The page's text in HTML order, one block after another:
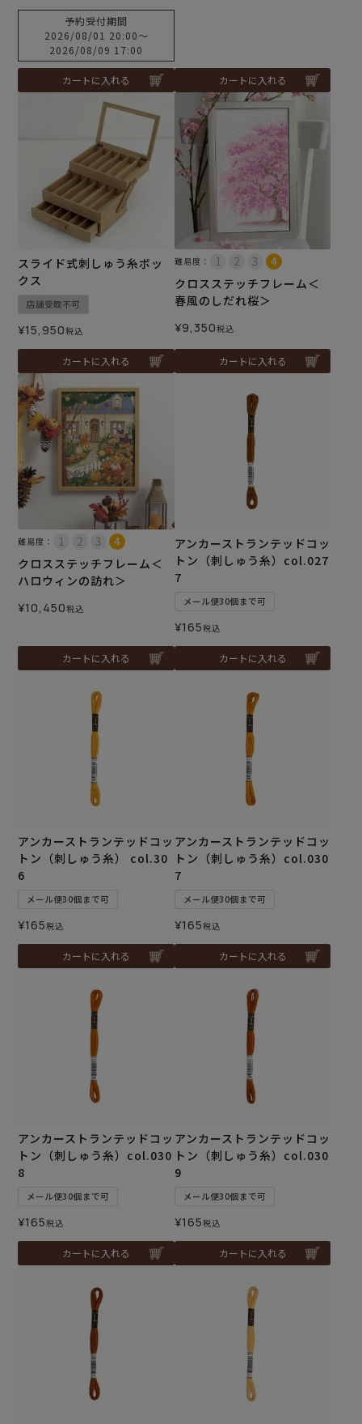
予約受付期間
2026/08/01 20:00〜
2026/08/09 17:00
カートに入れる カートに入れる
スライド式刺しゅう糸ボッ
クス
店舗受取不可
¥15,950税込
カートに入れる
難易度：
クロスステッチフレーム＜
春風のしだれ桜＞
¥9,350税込
カートに入れる
難易度：
クロスステッチフレーム＜
ハロウィンの訪れ＞
¥10,450税込
カートに入れる
アンカーストランテッドコッ
トン（刺しゅう糸）col.027
7
メール便30個まで可
¥165税込
カートに入れる
アンカーストランテッドコッ
トン（刺しゅう糸） col.30
6
メール便30個まで可
¥165税込
カートに入れる
アンカーストランテッドコッ
トン（刺しゅう糸）col.030
7
メール便30個まで可
¥165税込
カートに入れる
アンカーストランテッドコッ
トン（刺しゅう糸）col.030
8
メール便30個まで可
¥165税込
カートに入れる
アンカーストランテッドコッ
トン（刺しゅう糸）col.030
9
メール便30個まで可
¥165税込
カートに入れる